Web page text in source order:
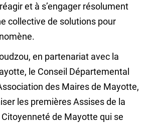
et à s’engager résolument
collective de solutions pour
en partenariat avec la
le Conseil Départemental
des Maires de Mayotte,
les premières Assises de la
de Mayotte qui se